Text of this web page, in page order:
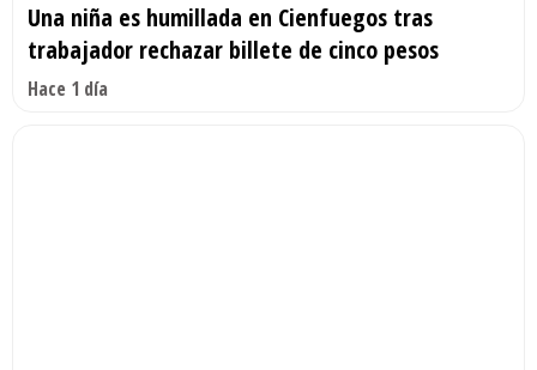
Una niña es humillada en Cienfuegos tras
trabajador rechazar billete de cinco pesos
Hace 1 día